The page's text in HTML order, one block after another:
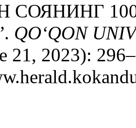
СОЯНИНГ
QO‘QON
21, 2023):